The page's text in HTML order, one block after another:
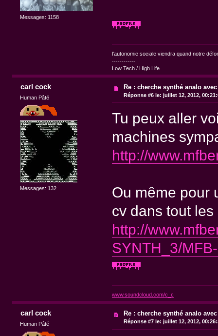
Messages: 1158
l'autonomie sociale viendra quand notre
------------
Low Tech / High Life
carl cock
Human Pâté
Messages: 132
Re : cherche synthé analo
Réponse #6 le: juillet 12, 2012,
Tu peux aller
machines
http://
Ou même pour
cv dans tout les
http://
SYNTH_3/
www.soundcloud.com/c_c
carl cock
Human Pâté
Re : cherche synthé analo
Réponse #7 le: juillet 12, 2012,